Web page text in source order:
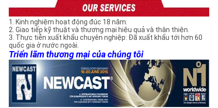
1. Kinh nghiệm hoạt động đúc 18 năm.
2. Giao tiếp kỹ thuật và thương mại hiệu quả và thân thiện.
3. Thực tiễn xuất khẩu chuyên nghiệp: Đã xuất khẩu tới hơn 60
quốc gia ở nước ngoài.
Triển lãm thương mại của chúng tôi